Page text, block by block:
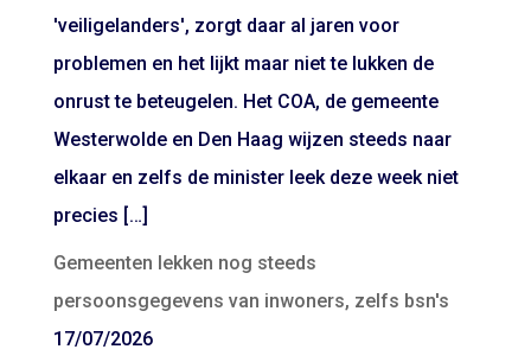
'veiligelanders', zorgt daar al jaren voor
problemen en het lijkt maar niet te lukken de
onrust te beteugelen. Het COA, de gemeente
Westerwolde en Den Haag wijzen steeds naar
elkaar en zelfs de minister leek deze week niet
precies […]
Gemeenten lekken nog steeds
persoonsgegevens van inwoners, zelfs bsn's
17/07/2026